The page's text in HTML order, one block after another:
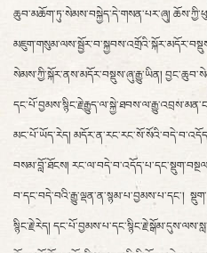
ཆུབ་མཆོག་ཏུ་སེམས་བསྐྱེད་དེ་གསན་པར་ཞུ།
སེམས་ཀྱི་སྐོར་ནས་མདོར་བསྡུས་ཞུ་རྒྱུ་ཡིན།
མང་པོ་ཡོད་རེད།
བསམ་བློ་ཐོངས།
བ་དང་བདེ་བའི་རྒྱུ་ལྡན་ན་སྙམ་པ་བྱམས་པ་དང་།
སྙིང་རྗེ་རེད།